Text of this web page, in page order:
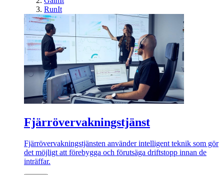
RunIt
Fjärrövervakningstjänst
Fjärrövervakningstjänsten använder intelligent teknik som gör
det möjligt att förebygga och förutsäga driftstopp innan de
inträffar.